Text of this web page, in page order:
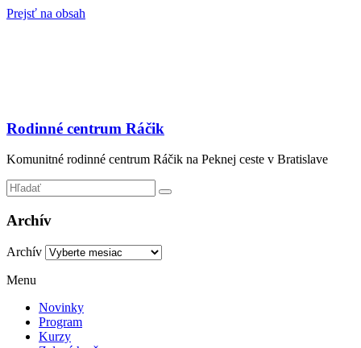
Prejsť na obsah
Rodinné centrum Ráčik
Komunitné rodinné centrum Ráčik na Peknej ceste v Bratislave
Archív
Archív
Menu
Novinky
Program
Kurzy